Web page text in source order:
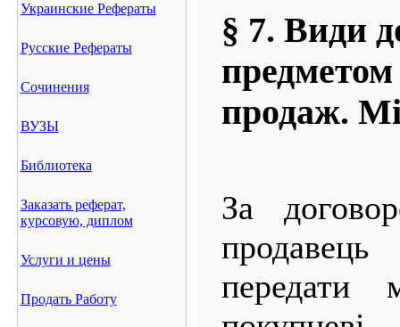
Украинские Рефераты
Русские Рефераты
Сочинения
ВУЗЫ
Библиотека
Заказать реферат,
курсовую, диплом
Услуги и цены
Продать Работу
§ 7. Види
предметом
продаж.
За
передати